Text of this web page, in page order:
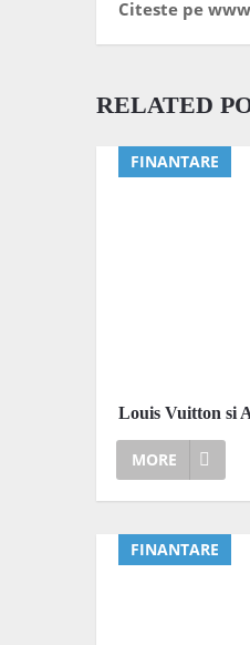
Citeste pe
RELATED
FINANTARE
Louis Vuitton si
MORE
FINANTARE